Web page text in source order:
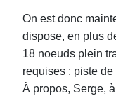
On est donc
dispose, en plus
18 noeuds plein
requises : piste
À propos, Serge,